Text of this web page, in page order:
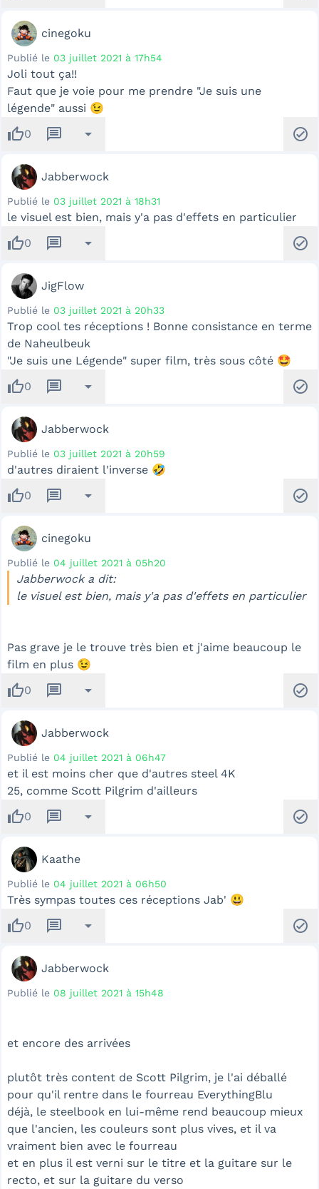
cinegoku
Publié le 03 juillet 2021 à 17h54
Joli tout ça!!
Faut que je voie pour me prendre "Je suis une
légende" aussi 😉
thumb_up0 message arrow_drop_down check_circle
Jabberwock
Publié le 03 juillet 2021 à 18h31
le visuel est bien, mais y'a pas d'effets en particulier
thumb_up0 message arrow_drop_down check_circle
JigFlow
Publié le 03 juillet 2021 à 20h33
Trop cool tes réceptions ! Bonne consistance en terme
de Naheulbeuk
"Je suis une Légende" super film, très sous côté 🤩
thumb_up0 message arrow_drop_down check_circle
Jabberwock
Publié le 03 juillet 2021 à 20h59
d'autres diraient l'inverse 🤣
thumb_up0 message arrow_drop_down check_circle
cinegoku
Publié le 04 juillet 2021 à 05h20
Jabberwock a dit:
le visuel est bien, mais y'a pas d'effets en particulier
Pas grave je le trouve très bien et j'aime beaucoup le
film en plus 😉
thumb_up0 message arrow_drop_down check_circle
Jabberwock
Publié le 04 juillet 2021 à 06h47
et il est moins cher que d'autres steel 4K
25, comme Scott Pilgrim d'ailleurs
thumb_up0 message arrow_drop_down check_circle
Kaathe
Publié le 04 juillet 2021 à 06h50
Très sympas toutes ces réceptions Jab' 😃
thumb_up0 message arrow_drop_down check_circle
Jabberwock
Publié le 08 juillet 2021 à 15h48
et encore des arrivées
plutôt très content de Scott Pilgrim, je l'ai déballé
pour qu'il rentre dans le fourreau EverythingBlu
déjà, le steelbook en lui-même rend beaucoup mieux
que l'ancien, les couleurs sont plus vives, et il va
vraiment bien avec le fourreau
et en plus il est verni sur le titre et la guitare sur le
recto, et sur la guitare du verso